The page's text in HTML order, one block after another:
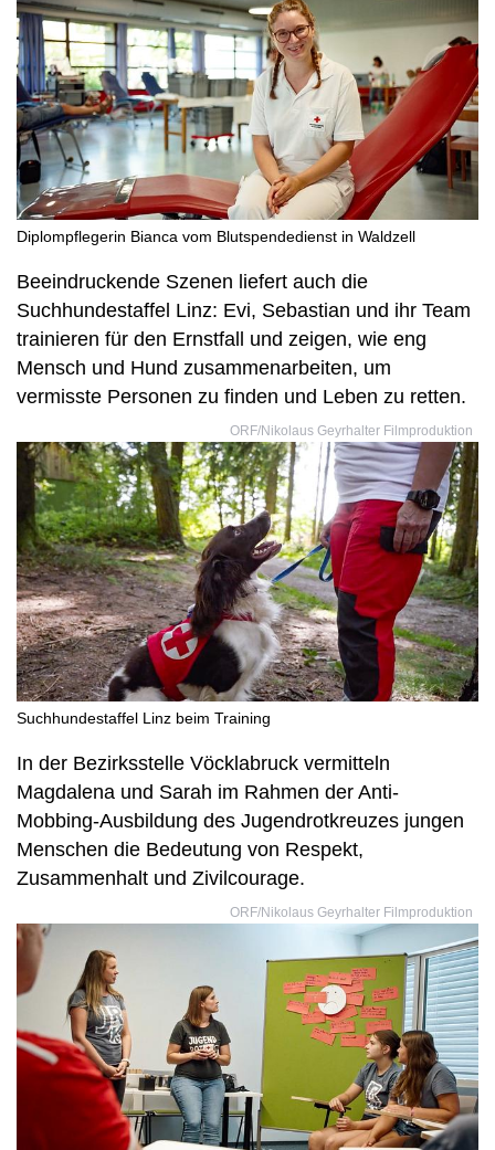
Diplompflegerin Bianca vom Blutspendedienst in Waldzell
Beeindruckende Szenen liefert auch die
Suchhundestaffel Linz: Evi, Sebastian und ihr Team
trainieren für den Ernstfall und zeigen, wie eng
Mensch und Hund zusammenarbeiten, um
vermisste Personen zu finden und Leben zu retten.
ORF/Nikolaus Geyrhalter Filmproduktion
Suchhundestaffel Linz beim Training
In der Bezirksstelle Vöcklabruck vermitteln
Magdalena und Sarah im Rahmen der Anti-
Mobbing-Ausbildung des Jugendrotkreuzes jungen
Menschen die Bedeutung von Respekt,
Zusammenhalt und Zivilcourage.
ORF/Nikolaus Geyrhalter Filmproduktion